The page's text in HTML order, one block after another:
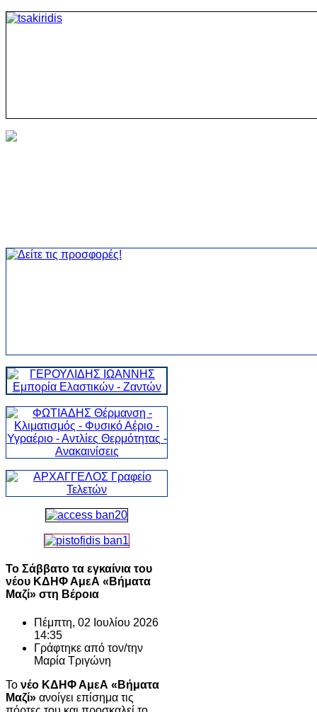
Το Σάββατο τα εγκαίνια του
νέου ΚΔΗΦ ΑμεΑ «Βήματα
Μαζί» στη Βέροια
Πέμπτη, 02 Ιουλίου 2026
14:35
Γράφτηκε από τον/την
Μαρία Τριγώνη
Το νέο ΚΔΗΦ ΑμεΑ «Βήματα
Μαζί» ανοίγει επίσημα τις